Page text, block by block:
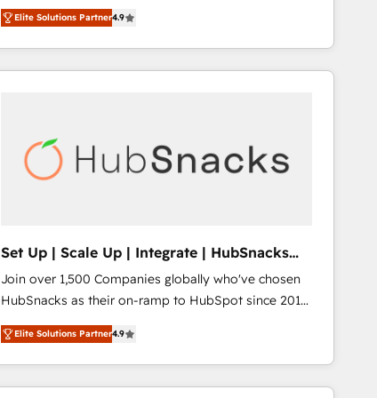
Hire an agency that's experienced in every inch of
HubSpot and willing to work hand-in-hand with your
team to simplify the complex and build a better
experience for your team and customers.
Elite Solutions Partner4.9
Set Up | Scale Up | Integrate | HubSnacks
FlexPlan
Join over 1,500 Companies globally who've chosen
HubSnacks as their on-ramp to HubSpot since 2014
Simple pay-as-you-go plans that accelerate value...
1️⃣ Set Up | Onboarding New or Check-fixing existing
HubSpot portals 2️⃣ Scale Up | 100% HubSpot Task
Execution... Global 24/7 ... All Experts 3️⃣ Integrate |
Elite Solutions Partner4.9